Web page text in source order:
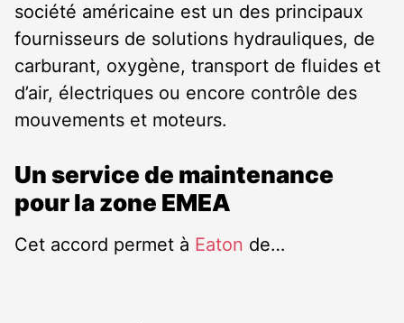
société américaine est un des principaux
fournisseurs de solutions hydrauliques, de
carburant, oxygène, transport de fluides et
d’air, électriques ou encore contrôle des
mouvements et moteurs.
Un service de maintenance
pour la zone EMEA
Cet accord permet à Eaton de…